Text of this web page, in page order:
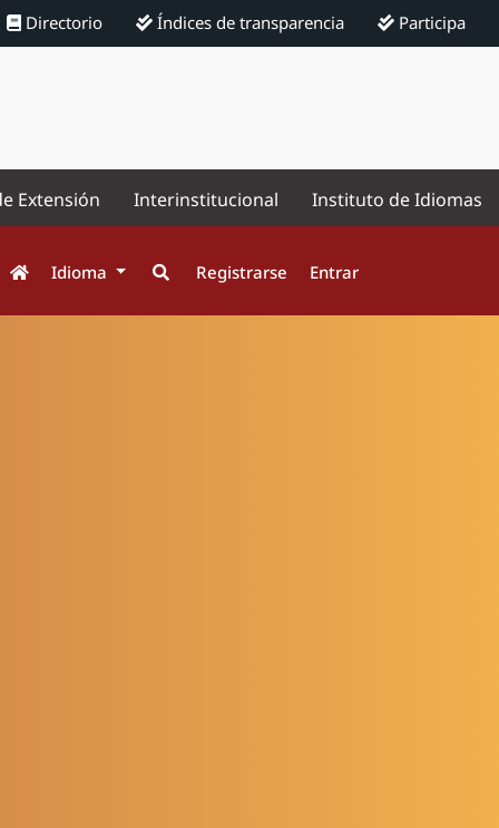
Directorio Índices de transparencia Participa
Extensión Interinstitucional Instituto de Idiomas
Idioma Registrarse Entrar